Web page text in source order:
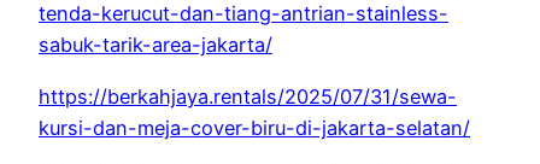
tenda-kerucut-dan-tiang-antrian-stainless-
sabuk-tarik-area-jakarta/
https://berkahjaya.rentals/2025/07/31/sewa-
kursi-dan-meja-cover-biru-di-jakarta-selatan/